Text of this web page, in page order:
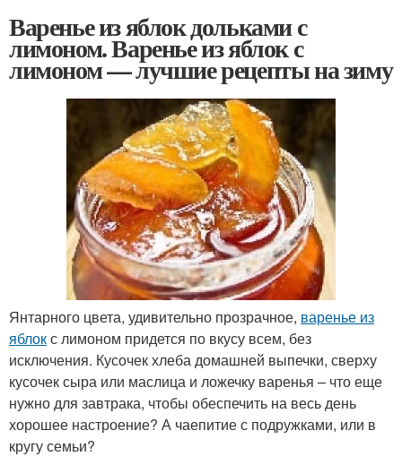
Варенье из яблок дольками с
лимоном. Варенье из яблок с
лимоном — лучшие рецепты на зиму
Янтарного цвета, удивительно прозрачное, варенье из
яблокс лимоном придется по вкусу всем, без
исключения. Кусочек хлеба домашней выпечки, сверху
кусочек сыра или маслица и ложечку варенья – что еще
нужно для завтрака, чтобы обеспечить на весь день
хорошее настроение? А чаепитие с подружками, или в
кругу семьи?